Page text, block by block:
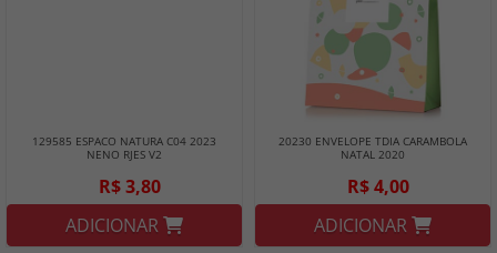
129585 ESPACO NATURA C04 2023
NENO RJES V2
R$ 3,80
ADICIONAR
20230 ENVELOPE TDIA CARAMBOLA
NATAL 2020
R$ 4,00
ADICIONAR